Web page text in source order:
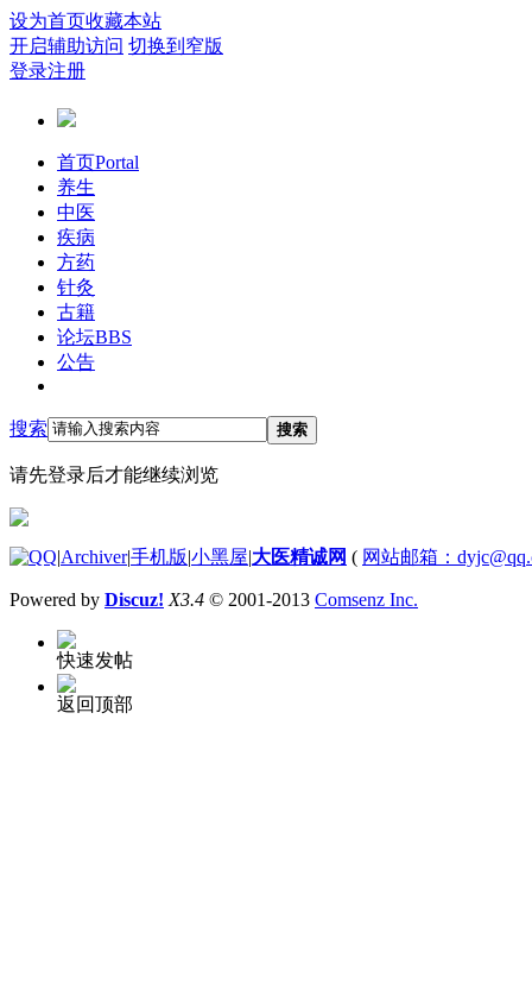
设为首页收藏本站
开启辅助访问 切换到窄版
登录注册
首页Portal
养生
中医
疾病
方药
针灸
古籍
论坛BBS
公告
搜索 搜索
请先登录后才能继续浏览
|Archiver|手机版|小黑屋|大医精诚网 ( 网站邮箱：
Powered by Discuz! X3.4 © 2001-2013 Comsenz Inc.
快速发帖
返回顶部